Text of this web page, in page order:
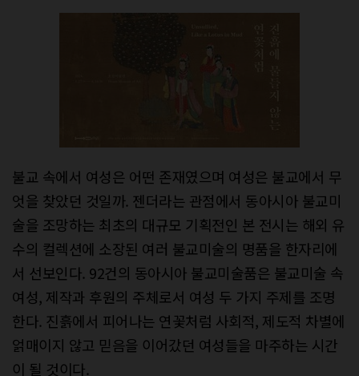
불교 속에서 여성은 어떤 존재였으며 여성은 불교에서 무
엇을 찾았던 것일까. 젠더라는 관점에서 동아시아 불교미
술을 조망하는 최초의 대규모 기획전인 본 전시는 해외 유
수의 컬렉션에 소장된 여러 불교미술의 명품을 한자리에
서 선보인다. 92건의 동아시아 불교미술품은 불교미술 속
여성, 제작과 후원의 주체로서 여성 두 가지 주제를 조명
한다. 진흙에서 피어나는 연꽃처럼 사회적, 제도적 차별에
얽매이지 않고 믿음을 이어갔던 여성들을 마주하는 시간
이 될 것이다.